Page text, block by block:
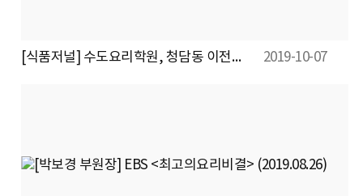
[식품저널] 수도요리학원, 청담동 이전…‘이종임한식연구원’으로 새출발 2019-10-07